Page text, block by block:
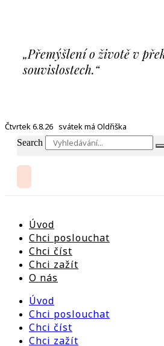
„Přemýšlení o životě v
souvislostech.“
Čtvrtek 6.8.26 svátek má Oldřiška
Search
Úvod
Chci poslouchat
Chci číst
Chci zažít
O nás
Úvod
Chci poslouchat
Chci číst
Chci zažít